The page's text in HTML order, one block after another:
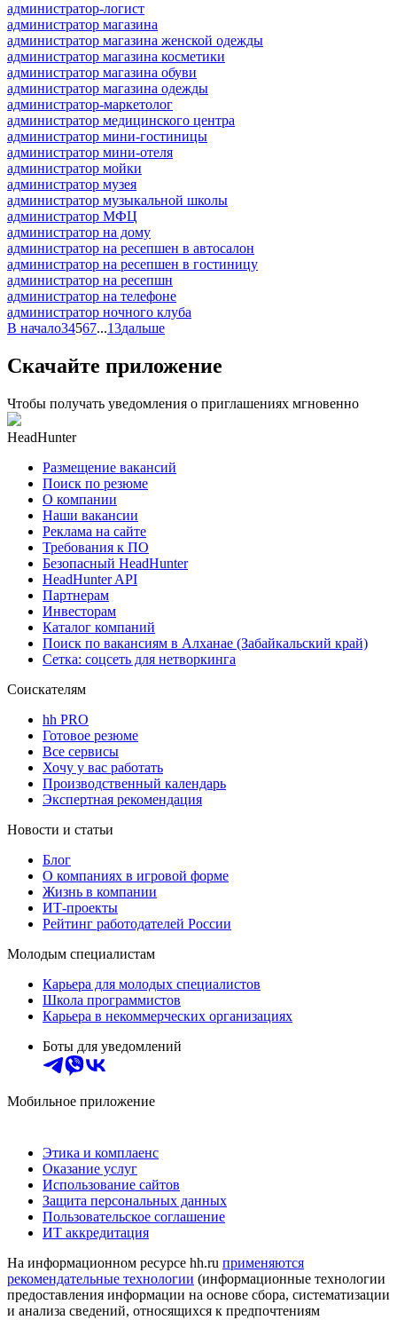
администратор-логист
администратор магазина
администратор магазина женской одежды
администратор магазина косметики
администратор магазина обуви
администратор магазина одежды
администратор-маркетолог
администратор медицинского центра
администратор мини-гостиницы
администратор мини-отеля
администратор мойки
администратор музея
администратор музыкальной школы
администратор МФЦ
администратор на дому
администратор на ресепшен в автосалон
администратор на ресепшен в гостиницу
администратор на ресепшн
администратор на телефоне
администратор ночного клуба
В начало34567...13дальше
Скачайте приложение
Чтобы получать уведомления о приглашениях мгновенно
HeadHunter
Размещение вакансий
Поиск по резюме
О компании
Наши вакансии
Реклама на сайте
Требования к ПО
Безопасный HeadHunter
HeadHunter API
Партнерам
Инвесторам
Каталог компаний
Поиск по вакансиям в Алханае (Забайкальский край)
Сетка: соцсеть для нетворкинга
Соискателям
hh PRO
Готовое резюме
Все сервисы
Хочу у вас работать
Производственный календарь
Экспертная рекомендация
Новости и статьи
Блог
О компаниях в игровой форме
Жизнь в компании
ИТ-проекты
Рейтинг работодателей России
Молодым специалистам
Карьера для молодых специалистов
Школа программистов
Карьера в некоммерческих организациях
Боты для уведомлений
Мобильное приложение
Этика и комплаенс
Оказание услуг
Использование сайтов
Защита персональных данных
Пользовательское соглашение
ИТ аккредитация
На информационном ресурсе hh.ru применяются
рекомендательные технологии (информационные технологии
предоставления информации на основе сбора, систематизации
и анализа сведений, относящихся к предпочтениям